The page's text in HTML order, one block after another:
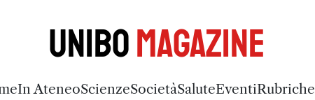
UniboMagazine
In AteneoScienzeSocietàSaluteEventiRubriche